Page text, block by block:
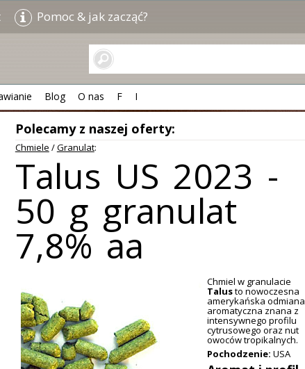
Pomoc & jak zacząć?
Blog O nas F I
Polecamy z naszej oferty:
Chmiele /Granulat:
Talus US 2023 -
50 g granulat
7,8% aa
Chmiel w granulacie
Talusto nowoczesna
amerykańska odmiana
aromatyczna znana z
intensywnego profilu
cytrusowego oraz nut
owoców tropikalnych.
Pochodzenie: USA